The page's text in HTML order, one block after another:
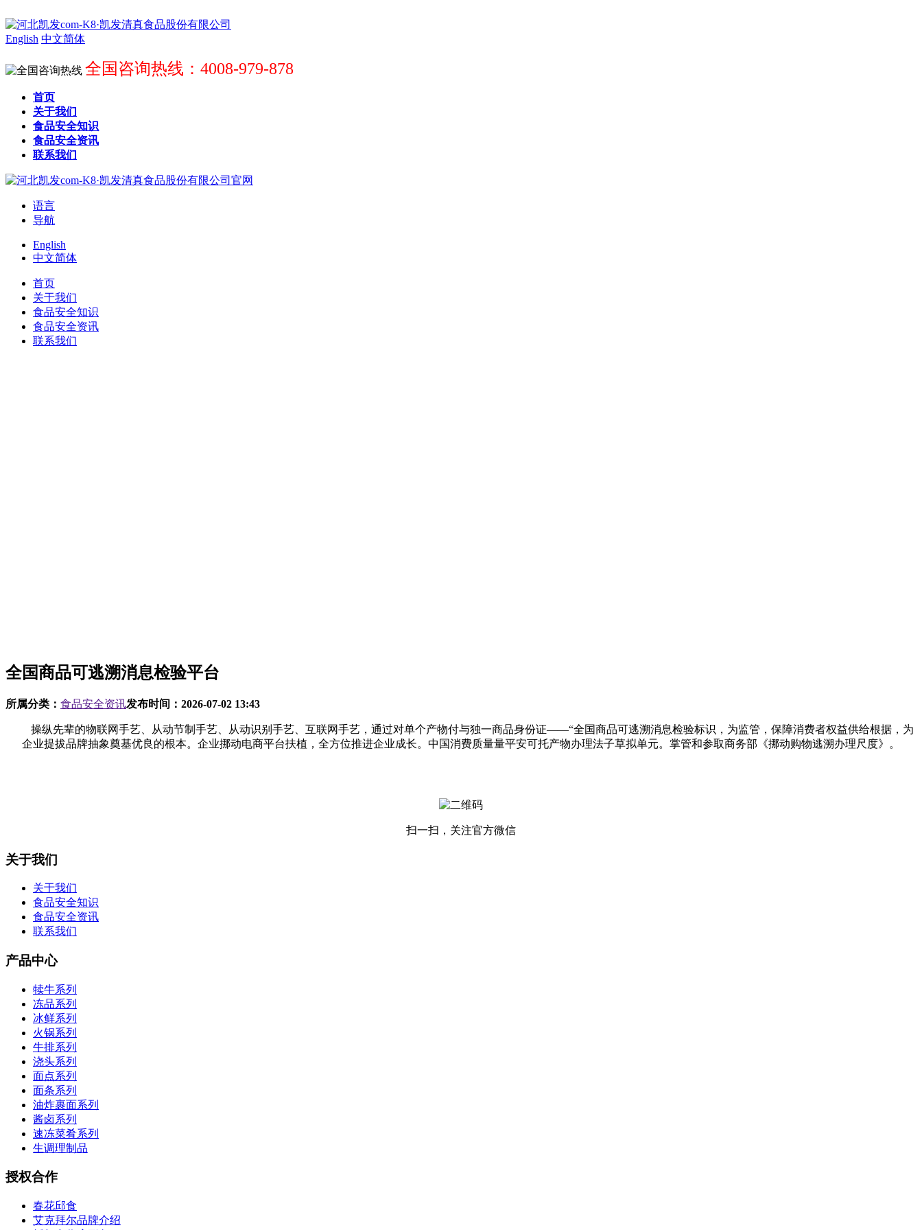
English 中文简体
全国咨询热线：4008-979-878
首页
关于我们
食品安全知识
食品安全资讯
联系我们
语言
导航
English
中文简体
首页
关于我们
食品安全知识
食品安全资讯
联系我们
全国商品可逃溯消息检验平台
所属分类： 食品安全资讯发布时间： 2026-07-02 13:43
操纵先辈的物联网手艺、从动节制手艺、从动识别手艺、互联网手艺，通过对单个产物付与独一商品身份证——“全国商品可逃溯消息检验标识，为监管，保障消费者权益供给根据，为
企业提拔品牌抽象奠基优良的根本。企业挪动电商平台扶植，全方位推进企业成长。中国消费质量量平安可托产物办理法子草拟单元。掌管和参取商务部《挪动购物逃溯办理尺度》。
扫一扫，关注官方微信
关于我们
关于我们
食品安全知识
食品安全资讯
联系我们
产品中心
犊牛系列
冻品系列
冰鲜系列
火锅系列
牛排系列
浇头系列
面点系列
面条系列
油炸裹面系列
酱卤系列
速冻菜肴系列
生调理制品
授权合作
春花邱食
艾克拜尔品牌介绍